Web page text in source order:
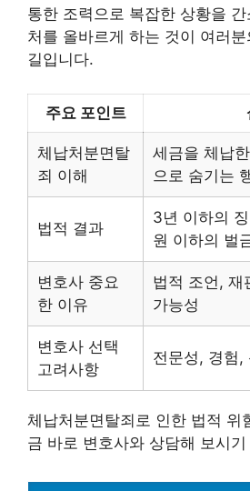
통한 조력으로 복잡한 상황을
처를 올바르게 하는 것이 여러
길입니다.
주요 포인트
체납처분면탈
죄 이해
세금을 체납
으로 숨기는
법적 결과
3년 이하의
원 이하의 벌
변호사 중요
한 이유
법적 조언, 재
가능성
변호사 선택
고려사항
전문성, 경험,
체납처분면탈죄로 인한 법적 위
금 바로 변호사와 상담해 보시